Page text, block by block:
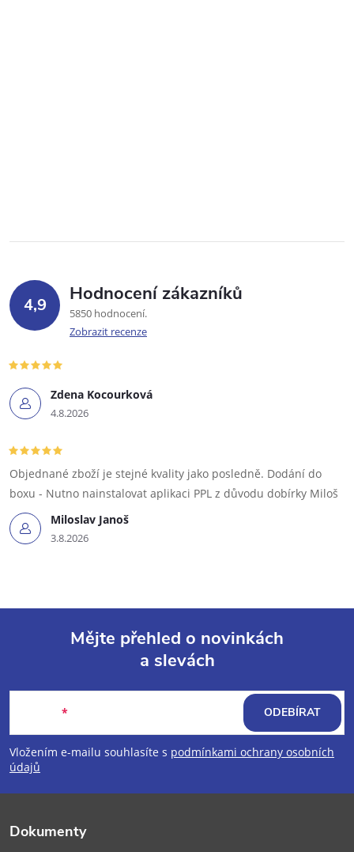
4,9 Hodnocení zákazníků
5850 hodnocení
Zobrazit recenze
Zdena Kocourková
4.8.2026
Miloslav Janoš
3.8.2026
Objednané zboží je stejné kvality jako posledně. Dodání do
boxu - Nutno nainstalovat aplikaci PPL z důvodu dobírky Miloš
p
a
Mějte přehled o novinkách
a slevách
Vložením e-mailu souhlasíte s podmínkami ochrany osobních
údajů
ODEBÍRAT
Dokumenty